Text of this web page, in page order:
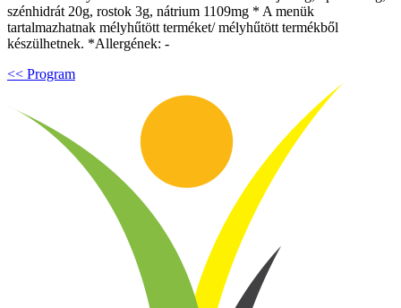
szénhidrát 20g, rostok 3g, nátrium 1109mg * A menük
tartalmazhatnak mélyhűtött terméket/ mélyhűtött termékből
készülhetnek. *Allergének: -
<< Program